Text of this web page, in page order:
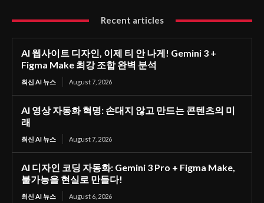
Recent articles
AI 웹사이트 디자인, 이제 티 안 나게! Gemini 3 +
Figma Make 최강 조합 완벽 분석
최신 AI 뉴스 August 7, 2026
AI 영상 자동화 혁명: 손대지 않고 만드는 콘텐츠의 미
래
최신 AI 뉴스 August 7, 2026
AI 디자인 코딩 자동화: Gemini 3 Pro + Figma Make,
불가능을 현실로 만들다!
최신 AI 뉴스 August 6, 2026